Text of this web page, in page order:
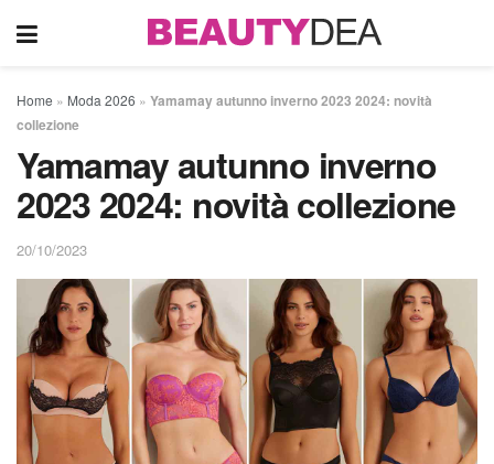
Home » Moda 2026 » Yamamay autunno inverno 2023 2024: novità
collezione
Yamamay autunno inverno
2023 2024: novità collezione
20/10/2023